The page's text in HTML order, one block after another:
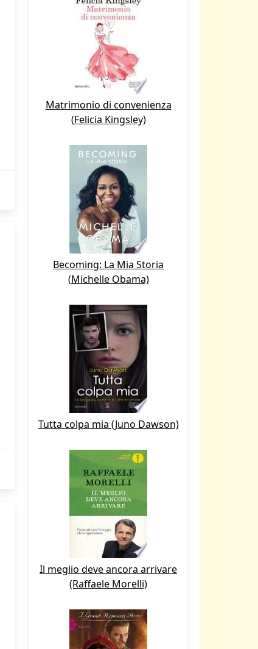
Matrimonio di convenienza
(Felicia Kingsley)
Becoming: La Mia Storia
(Michelle Obama)
Tutta colpa mia (Juno Dawson)
Il meglio deve ancora arrivare
(Raffaele Morelli)